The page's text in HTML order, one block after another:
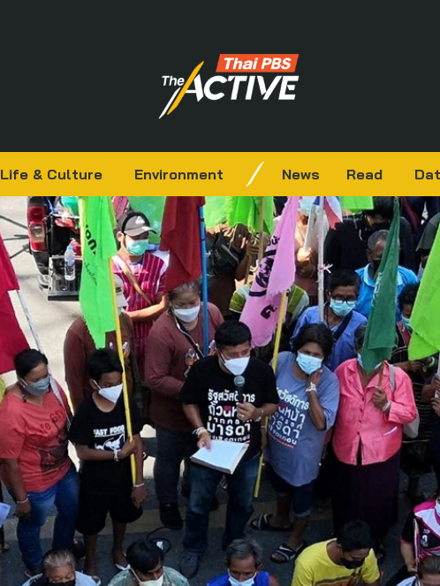
Life & Culture Environment News Read